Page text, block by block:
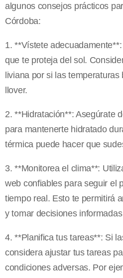
algunos consejos prácticos
Córdoba:
1. **Vístete
que te proteja del sol.
liviana por si las temperaturas
llover.
2. **Hidratación**: Asegúrate
para mantenerte hidratado
térmica puede hacer que
3. **Monitorea el clima**:
web confiables para seguir el
tiempo real. Esto te permitirá
y tomar decisiones
4. **Planifica tus tareas**: Si
considera ajustar tus tareas
condiciones adversas. Por